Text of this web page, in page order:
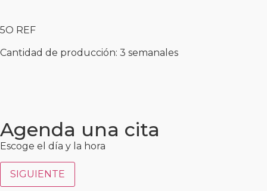
5O REF
Cantidad de producción: 3 semanales
Agenda una cita
Escoge el día y la hora
SIGUIENTE